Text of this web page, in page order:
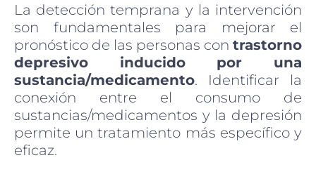
La detección temprana y la intervención
son fundamentales para mejorar el
pronóstico de las personas con trastorno
depresivo inducido por una
sustancia/medicamento. Identificar la
conexión entre el consumo de
sustancias/medicamentos y la depresión
permite un tratamiento más específico y
eficaz.